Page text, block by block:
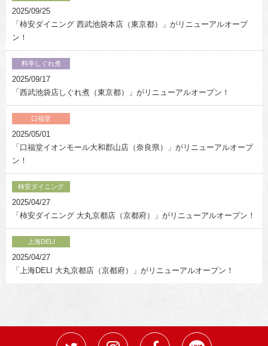
2025/09/25
「柿安ダイニング 西武池袋本店（東京都）」がリニューアルオープ
ン！
料亭しぐれ煮
2025/09/17
「西武池袋店しぐれ煮（東京都）」がリニューアルオープン！
口福堂
2025/05/01
「口福堂イオンモール大和郡山店（奈良県）」がリニューアルオープ
ン！
柿安ダイニング
2025/04/27
「柿安ダイニング 大丸京都店（京都府）」がリニューアルオープン！
上海DELI
2025/04/27
「上海DELI 大丸京都店（京都府）」がリニューアルオープン！